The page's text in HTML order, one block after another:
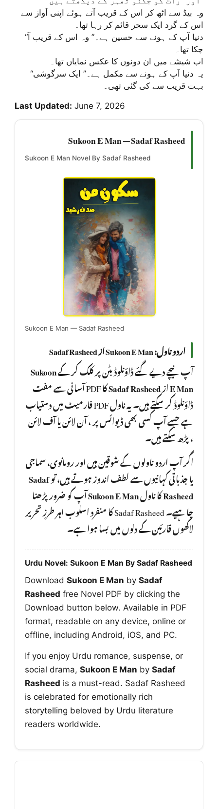
وہ بیڈ سے اٹھ کر اس کے قریب آتے ہوئے اپنی آواز سے
اس کے گرد ایک سحر قائم کر رہا تھا۔
“دنیا آپ کے ہونے سے حسین ہے۔” وہ اس کے قریب آ
چکا تھا۔
اب شیشے میں ان دونوں کا عکس نمایاں تھا۔
“یہ دنیا آپ کے ہونے سے مکمل ہے۔” ایک سرگوشی
بہت قریب سے کی گئی تھی۔
Last Updated: June 7, 2026
Sukoon E Man — Sadaf Rasheed
Sukoon E Man Novel By Sadaf Rasheed
Sukoon E Man — Sadaf Rasheed
اردو ناول: Sukoon E Man از Sadaf Rasheed
آپ نیچے دیے گئے ڈاؤنلوڈ بٹن پر کلک کر کےSukoon
E ManازSadaf Rasheed
کا PDF آسانی سے مفت
ڈاؤنلوڈ کر سکتے ہیں۔ یہ ناول PDF فارمیٹ میں دستیاب
ہے جسے آپ کسی بھی ڈیوائس پر ، آن لائن یا آف لائن
، پڑھ سکتے ہیں۔
اگر آپ اردو ناولوں کے شوقین ہیں اور رومانوی، سماجی
یا جذباتی کہانیوں سے لطف اندوز ہوتے ہیں، توSadaf
Rasheedکا ناولSukoon E Manآپ کو ضرور پڑھنا
چا ہیے۔ Sadaf Rasheed کا منفرد اسلوب اہر طرزِ تحریر
لاکھوں قارئین کے دلوں میں بسا ہوا ہے۔
Urdu Novel: Sukoon E Man By Sadaf Rasheed
Download Sukoon E Man by Sadaf
Rasheed free Novel PDF by clicking the
Download button below. Available in PDF
format, readable on any device, online or
offline, including Android, iOS, and PC.
If you enjoy Urdu romance, suspense, or
social drama, Sukoon E Man by Sadaf
Rasheed is a must-read. Sadaf Rasheed
is celebrated for emotionally rich
storytelling beloved by Urdu literature
readers worldwide.